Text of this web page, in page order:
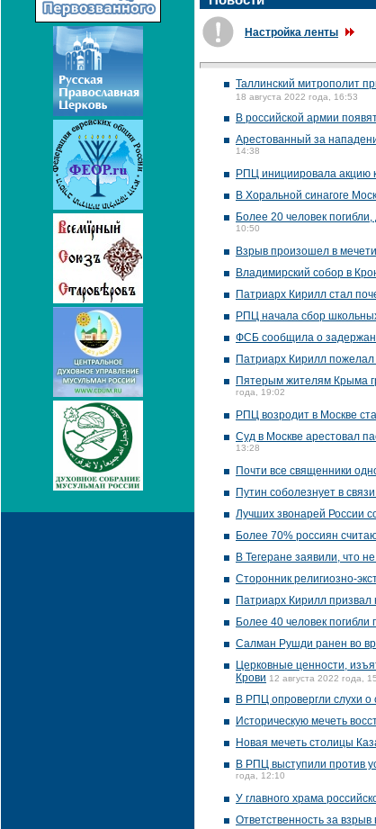
Настройка ленты
Таллинский митрополит
18 августа 2022 года, 16:53
В российской армии
Арестованный за
14:38
РПЦ инициировала акцию
В Хоральной синагоге
Более 20 человек
10:50
Взрыв произошел в
Владимирский собор в
Патриарх Кирилл стал
РПЦ начала сбор
ФСБ сообщила о
Патриарх Кирилл
Пятерым жителям Крыма
года, 19:02
РПЦ возродит в Москве
Суд в Москве арестовал
13:28
Почти все священники
Путин соболезнует в
Лучших звонарей России
Более 70% россиян
В Тегеране заявили, что
Сторонник религиозно-
Патриарх Кирилл призвал
Более 40 человек погибли
Салман Рушди ранен во
Церковные ценности,
Крови 12 августа 2022 года,
В РПЦ опровергли слухи
Историческую мечеть
Новая мечеть столицы
В РПЦ выступили против
года, 12:10
У главного храма
Ответственность за